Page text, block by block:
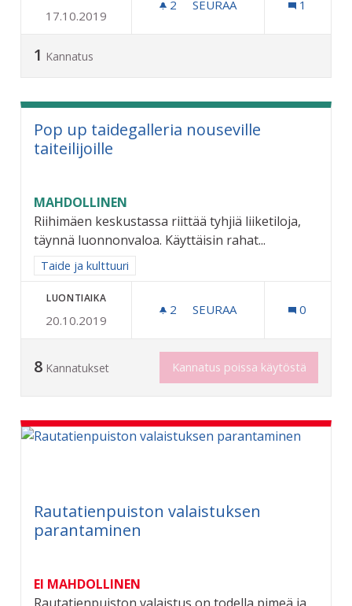
17.10.2019
2 2 SEURAAJAA
SEURAA 1
1 Kannatus
Pop up taidegalleria nouseville
taiteilijoille
MAHDOLLINEN
Riihimäen keskustassa riittää tyhjiä liiketiloja,
täynnä luonnonvaloa. Käyttäisin rahat...
Rajaa tulokset aihepiirin mukaan: Taide ja kulttuuri
Taide ja kulttuuri
LUONTIAIKA
20.10.2019
2 2 SEURAAJAA
SEURAA 0
8 Kannatukset Kannatus poissa käytöstä
Rautatienpuiston valaistuksen
parantaminen
EI MAHDOLLINEN